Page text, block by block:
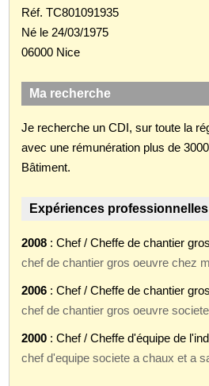
Réf. TC801091935
Né le 24/03/1975
06000 Nice
Ma recherche
Je recherche un CDI, sur toute la
avec une rémunération plus de
Bâtiment.
Expériences professionnelles
2008 : Chef / Cheffe de chantier
chef de chantier gros oeuvre chez
2006 : Chef / Cheffe de chantier
chef de chantier gros oeuvre
2000 : Chef / Cheffe d'équipe de
chef d'equipe societe a chaux et a